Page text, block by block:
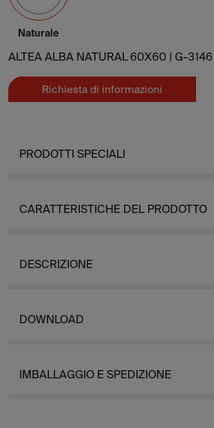
Naturale
ALTEA ALBA NATURAL 60X60 | G-3146
Richiesta di informazioni
PRODOTTI SPECIALI
CARATTERISTICHE DEL PRODOTTO
DESCRIZIONE
DOWNLOAD
IMBALLAGGIO E SPEDIZIONE